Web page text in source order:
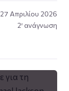
27 Απριλίου 2026
2′ ανάγνωση